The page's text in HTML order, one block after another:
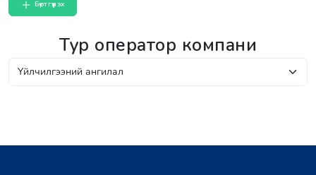
Бүртгүүлэх
Тур оператор компани